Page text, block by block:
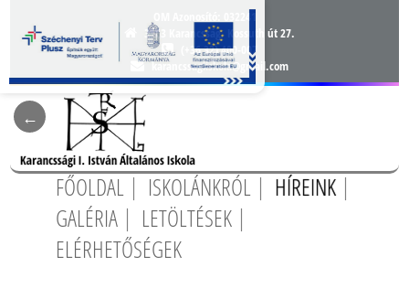
3163 Karancsság, Kossuth út 27.
(+36 32) 400-007
karancssagiiskola@gmail.com
FŐOLDAL ISKOLÁNKRÓL
HÍREINK
GALÉRIA
LETÖLTÉSEK
ELÉRHETŐSÉGEK